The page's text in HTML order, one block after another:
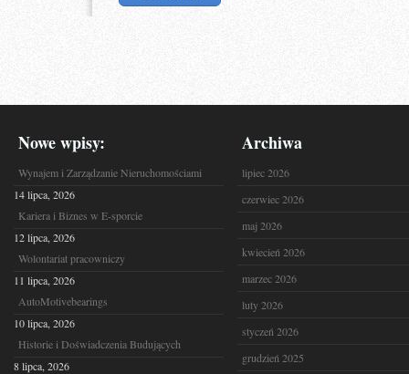
Nowe wpisy:
Wynajem i Zarządzanie Nieruchomościami
14 lipca, 2026
Kariera i Biznes w E-sporcie
12 lipca, 2026
Wolontariat pracowniczy
11 lipca, 2026
AutoMotivebearings
10 lipca, 2026
Historie i Doświadczenia Budujących
8 lipca, 2026
Archiwa
lipiec 2026
czerwiec 2026
maj 2026
kwiecień 2026
marzec 2026
luty 2026
styczeń 2026
grudzień 2025